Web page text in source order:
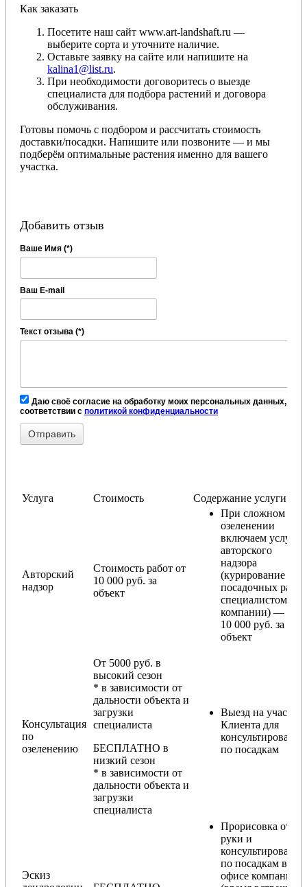
Как заказать
Посетите наш сайт www.art-landshaft.ru —
выберите сорта и уточните наличие.
Оставьте заявку на сайте или напишите на
kalina1@list.ru.
При необходимости договоритесь о выезде
специалиста для подбора растений и договора
обслуживания.
Готовы помочь с подбором и рассчитать стоимость
доставки/посадки. Напишите или позвоните — и мы
подберём оптимальные растения именно для вашего
участка.
Добавить отзыв
Ваше Имя (*)
Ваш E-mail
Текст отзыва (*)
Даю своё согласие на обработку моих персональных данных, в
соответствии с политикой конфиденциальности
Услуга Стоимость Содержание услуги
Авторский
надзор
Стоимость работ от
10 000 руб. за
объект
При сложном
озеленении
включаем услугу
авторского
надзора
(курирование
посадочных работ
специалистом
компании) — от
10 000 руб. за
объект
Консультация
по
озеленению
От 5000 руб. в
высокий сезон
* в зависимости от
дальности объекта и
загрузки
специалиста
БЕСПЛАТНО в
низкий сезон
* в зависимости от
дальности объекта и
загрузки
специалиста
Выезд на участок
Клиента для
консультирования
по посадкам
Эскиз
Прорисовка от
руки и
консультирование
по посадкам в
офисе компании